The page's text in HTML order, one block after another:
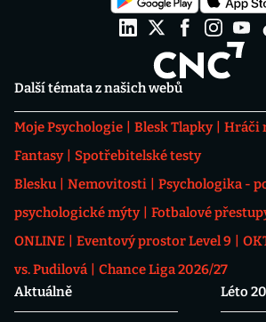
Další témata z našich webů
Moje Psychologie Blesk Tlapky Hráči
Fantasy
Spotřebitelské testy
Blesku
Nemovitosti
Psychologika -
psychologické mýty
Fotbalové
ONLINE
Eventový prostor Level 9
vs. Pudilová
Chance Liga 2026/27
Aktuálně
Léto